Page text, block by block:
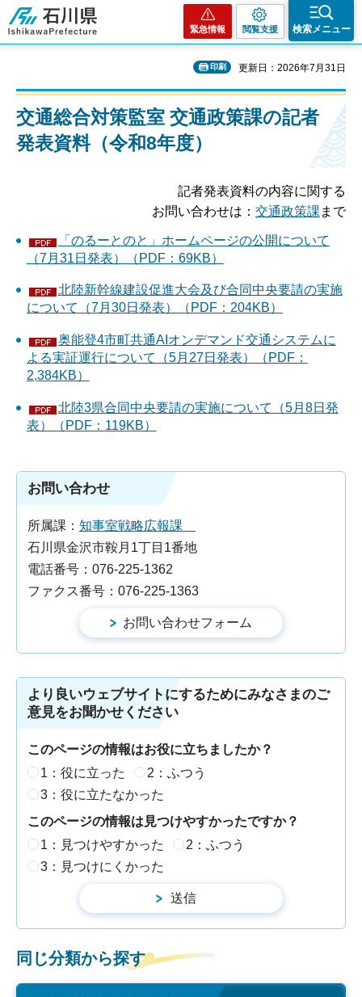
石川県
緊急情報 閲覧支援 検索メニュー
印刷 更新日：2026年7月31日
交通総合対策監室 交通政策課の記者
発表資料（令和8年度）
記者発表資料の内容に関する
お問い合わせは： 交通政策課 まで
「のるーとのと」ホームページの公開について
（7月31日発表）（PDF：69KB）
北陸新幹線建設促進大会及び合同中央要請の実施
について（7月30日発表）（PDF：204KB）
奥能登4市町共通AIオンデマンド交通システムに
よる実証運行について（5月27日発表）（PDF：
2,384KB）
北陸3県合同中央要請の実施について（5月8日発
表）（PDF：119KB）
お問い合わせ
所属課： 知事室戦略広報課
石川県金沢市鞍月1丁目1番地
電話番号：076-225-1362
ファクス番号：076-225-1363
より良いウェブサイトにするためにみなさまのご
意見をお聞かせください
このページの情報はお役に立ちましたか？
1：役に立った
2：ふつう
3：役に立たなかった
このページの情報は見つけやすかったですか？
1：見つけやすかった
2：ふつう
3：見つけにくかった
同じ分類から探す